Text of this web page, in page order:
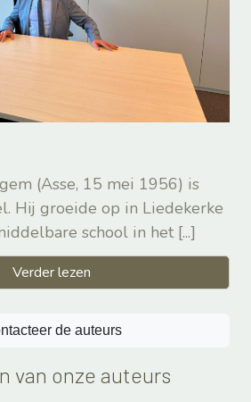
(Asse, 15 mei 1956) is
Hij groeide op in Liedekerke
school in het [...]
Verder lezen
de auteurs
van onze auteurs